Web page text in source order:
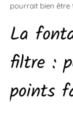
pourrait bien être
La
filtre :
points